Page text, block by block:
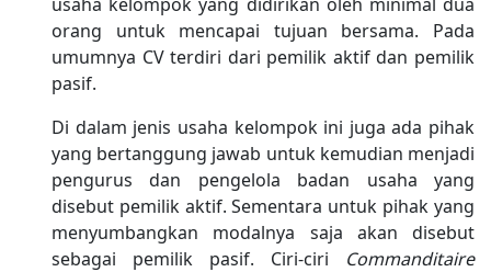
orang untuk mencapai tujuan bersama. Pada
umumnya CV terdiri dari pemilik aktif dan pemilik
pasif.
Di dalam jenis usaha kelompok ini juga ada pihak
yang bertanggung jawab untuk kemudian menjadi
pengurus dan pengelola badan usaha yang
disebut pemilik aktif. Sementara untuk pihak yang
menyumbangkan modalnya saja akan disebut
sebagai pemilik pasif. Ciri-ciri Commanditaire